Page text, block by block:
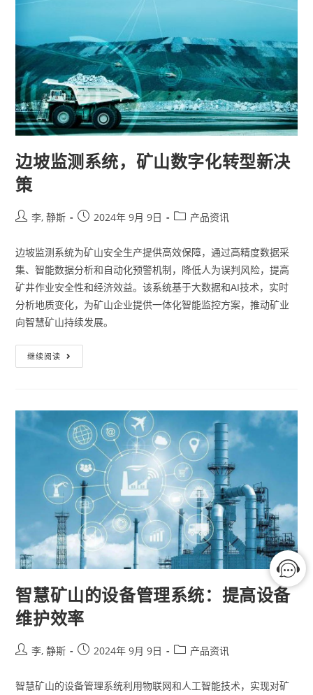
边坡监测系统，矿山数字化转型新决
策
李, 静斯 2024年 9月 9日 产品资讯
边坡监测系统为矿山安全生产提供高效保障，通过高精度数据采
集、智能数据分析和自动化预警机制，降低人为误判风险，提高
矿井作业安全性和经济效益。该系统基于大数据和AI技术，实时
分析地质变化，为矿山企业提供一体化智能监控方案，推动矿业
向智慧矿山持续发展。
继续阅读
智慧矿山的设备管理系统：提高设备
维护效率
李, 静斯 2024年 9月 9日 产品资讯
智慧矿山的设备管理系统利用物联网和人工智能技术，实现对矿